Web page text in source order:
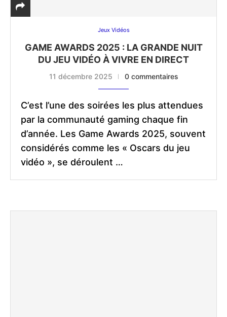
Jeux Vidéos
GAME AWARDS 2025 : LA GRANDE NUIT
DU JEU VIDÉO À VIVRE EN DIRECT
11 décembre 2025 0 commentaires
C’est l’une des soirées les plus attendues
par la communauté gaming chaque fin
d’année. Les Game Awards 2025, souvent
considérés comme les « Oscars du jeu
vidéo », se déroulent …